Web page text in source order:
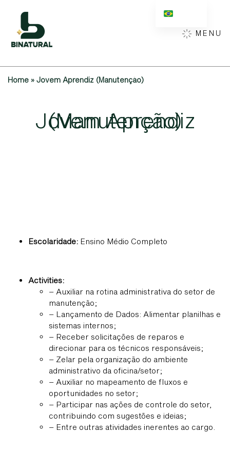
MENU
Home » Jovem Aprendiz (Manutenção)
Jovem Aprendiz
(Manutenção)
Escolaridade: Ensino Médio Completo
Activities:
– Auxiliar na rotina administrativa do setor de
manutenção;
– Lançamento de Dados: Alimentar planilhas e
sistemas internos;
– Receber solicitações de reparos e
direcionar para os técnicos responsáveis;
– Zelar pela organização do ambiente
administrativo da oficina/setor;
– Auxiliar no mapeamento de fluxos e
oportunidades no setor;
– Participar nas ações de controle do setor,
contribuindo com sugestões e ideias;
– Entre outras atividades inerentes ao cargo.